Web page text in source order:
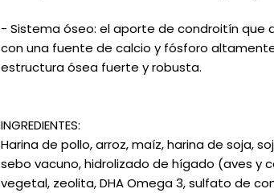
- Sistema óseo: el aporte de condroitín
con una fuente de calcio y fósforo
estructura ósea fuerte y robusta.
INGREDIENTES:
Harina de pollo, arroz, maíz, harina de soja,
sebo vacuno, hidrolizado de hígado (aves y
vegetal, zeolita, DHA Omega 3, sulfato de